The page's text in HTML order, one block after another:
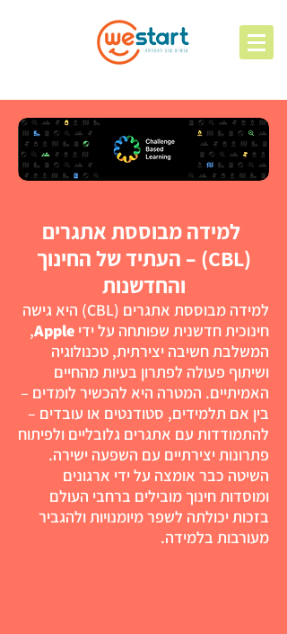
למידה מבוססת אתגרים
(CBL) – העתיד של החינוך
והחדשנות
למידה מבוססת אתגרים (CBL) היא גישה
חינוכית חדשנית שפותחה על ידי Apple
,
המשלבת חשיבה יצירתית, טכנולוגיה
ושיתוף פעולה לפתרון בעיות מהחיים
האמיתיים. המטרה היא להכשיר לומדים –
בין אם תלמידים, סטודנטים או עובדים –
להתמודדות עם אתגרים גלובליים ולפיתוח
פתרונות יצירתיים עם השפעה ישירה.
השיטה כבר אומצה על ידי ארגונים
ומוסדות חינוך מובילים ברחבי העולם
בזכות יכולתה לשפר מיומנויות ולהגביר
מעורבות בלמידה.